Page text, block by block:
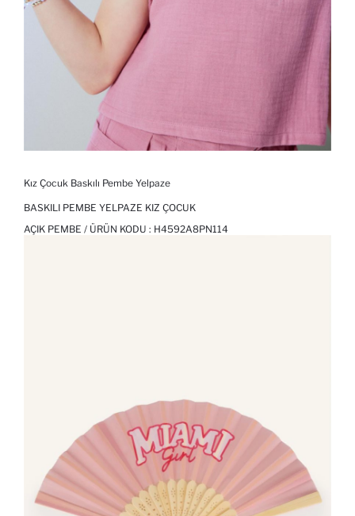
Kız Çocuk Baskılı Pembe Yelpaze
BASKILI PEMBE YELPAZE KIZ ÇOCUK
AÇIK PEMBE / ÜRÜN KODU : H4592A8PN114